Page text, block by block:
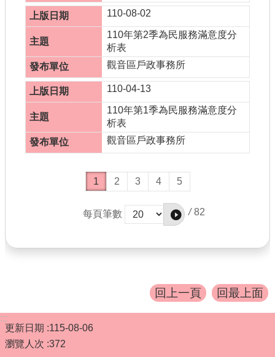
110-08-02
110年第2季為民服務滿意度分
析表
觀音區戶政事務所
110-04-13
110年第1季為民服務滿意度分
析表
觀音區戶政事務所
1 2 3 4 5
每頁筆數 / 82
回上一頁 回最上面
:::
更新日期
115-08-06
瀏覽人次 372